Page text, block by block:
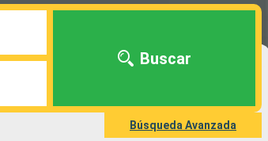
Buscar
Búsqueda Avanzada